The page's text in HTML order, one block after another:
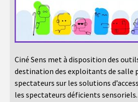
Ciné Sens met à disposition des
destination des exploitants de salle
spectateurs sur les solutions
les spectateurs déficients sensoriels.